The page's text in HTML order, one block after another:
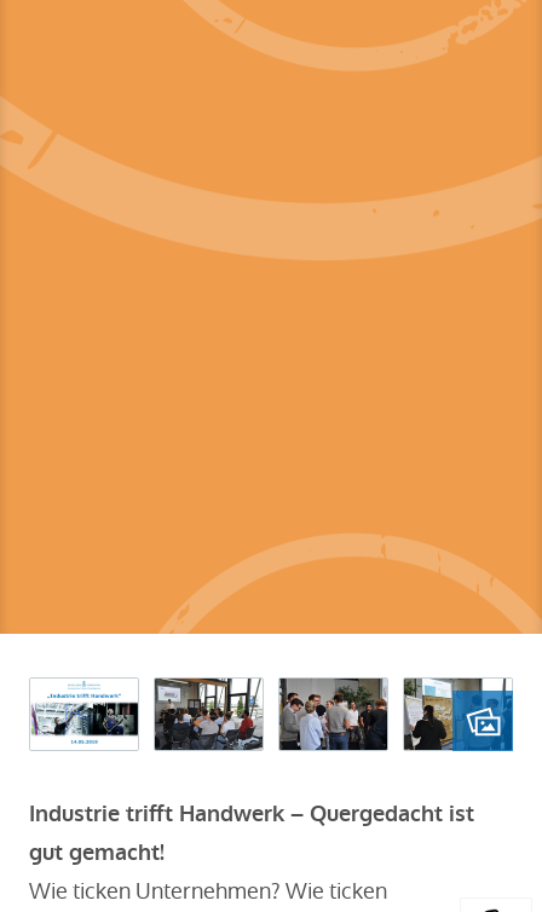
Industrie trifft Handwerk – Quergedacht ist
gut gemacht!
Wie ticken Unternehmen? Wie ticken